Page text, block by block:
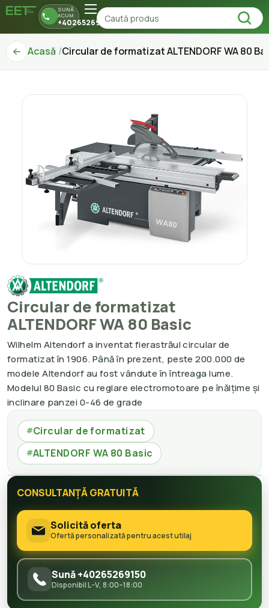
SUNĂ
ACUM
+40265269150
Acasă Circular de formatizat ALTENDORF WA 80
Circular de formatizat
ALTENDORF WA 80 Basic
Wilhelm Altendorf a inventat fierastrăul circular de
formatizat în 1906. Până în prezent, peste 200.000 de
modele Altendorf au fost vândute în întreaga lume.
Modelul 80 Basic cu reglare electromotoare pe înălțime și
inclinare panzei 0-46 de grade
#Circular de formatizat
#ALTENDORF WA 80 Basic
CONSULTANȚĂ GRATUITĂ
Solicită oferta
Ofertă personalizată pentru acest utilaj
Sună +40265269150
Disponibil L–V, 8:00–18:00